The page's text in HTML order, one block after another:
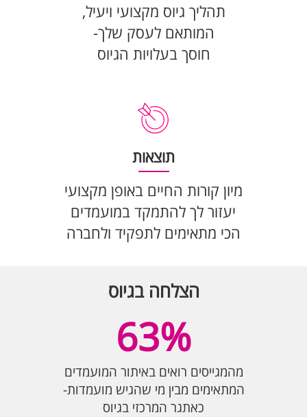
מיון קורות החיים באופן מקצועי
יעזור לך להתמקד במועמדים
הכי מתאימים לתפקיד ולחברה
תוצאות
תהליך גיוס מקצועי ויעיל,
המותאם לעסק שלך-
חוסך בעלויות הגיוס
הצלחה בגיוס
63%
מהמגייסים רואים באיתור המועמדים
המתאימים מבין מי שהגיש מועמדות-
כאתגר המרכזי בגיוס